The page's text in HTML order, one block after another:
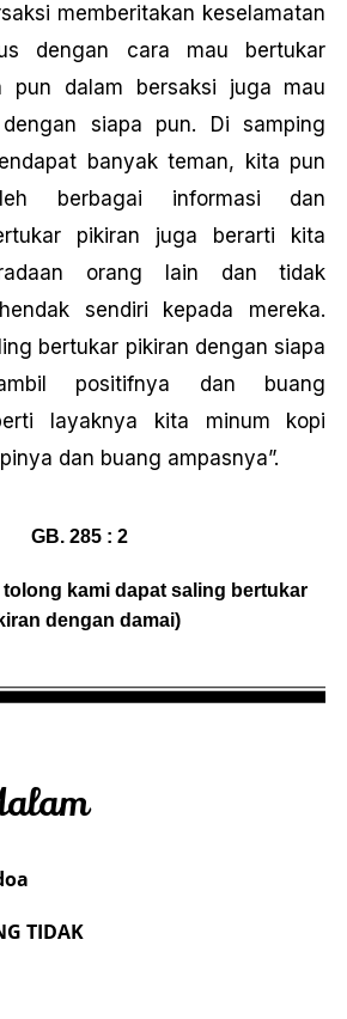
memberitakan keselamatan
dengan cara mau bertukar
pun dalam bersaksi juga mau
siapa pun. Di samping
banyak teman, kita pun
berbagai informasi dan
pikiran juga berarti kita
orang lain dan tidak
sendiri kepada mereka.
bertukar pikiran dengan siapa
positifnya dan buang
layaknya kita minum kopi
dan buang ampasnya”.
GB. 285 : 2
tolong kami dapat saling bertukar
dengan damai)
TIDAK